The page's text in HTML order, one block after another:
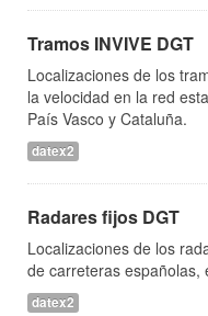
Tramos INVIVE DGT
Localizaciones de los
la velocidad en la red
País Vasco y Cataluña.
datex2
Radares fijos DGT
Localizaciones de los
de carreteras españolas,
datex2